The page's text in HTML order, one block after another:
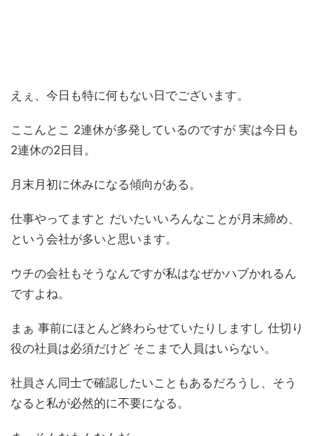
えぇ、今日も特に何もない日でございます。
ここんとこ 2連休が多発しているのですが 実は今日も
2連休の2日目。
月末月初に休みになる傾向がある。
仕事やってますと だいたいいろんなことが月末締め、
という会社が多いと思います。
ウチの会社もそうなんですが私はなぜかハブかれるん
ですよね。
まぁ 事前にほとんど終わらせていたりしますし 仕切り
役の社員は必須だけど そこまで人員はいらない。
社員さん同士で確認したいこともあるだろうし、そう
なると私が必然的に不要になる。